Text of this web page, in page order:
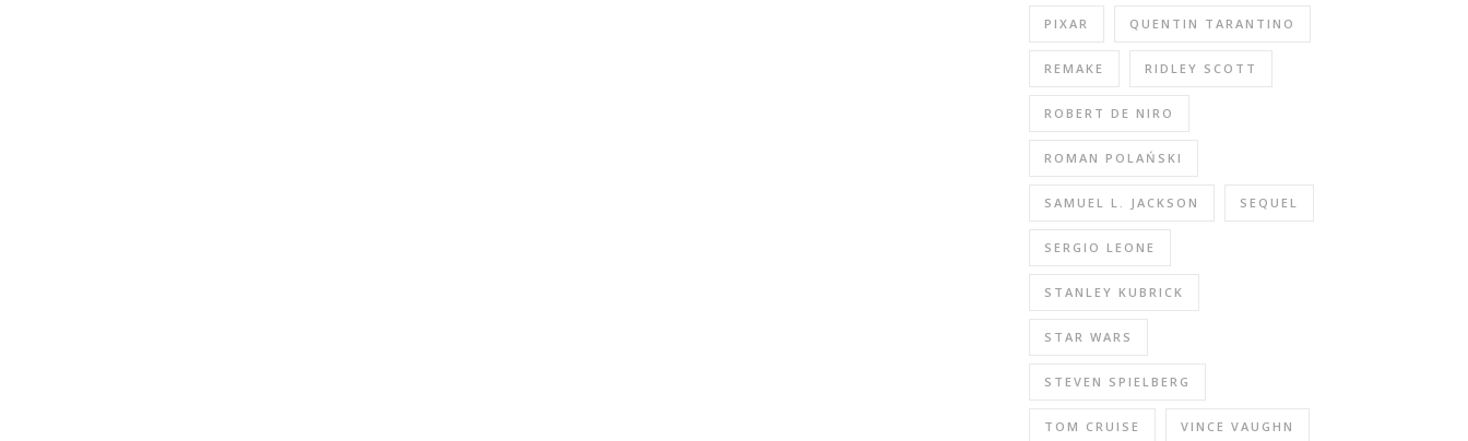
PIXAR QUENTIN TARANTINO
REMAKE RIDLEY SCOTT
ROBERT DE NIRO
ROMAN POLAŃSKI
SAMUEL L. JACKSON SEQUEL
SERGIO LEONE
STANLEY KUBRICK
STAR WARS
STEVEN SPIELBERG
TOM CRUISE VINCE VAUGHN